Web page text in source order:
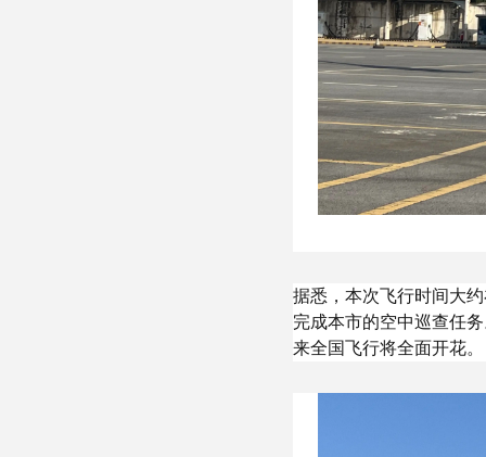
据悉，本次飞行时间大
完成本市的空中巡查任
来全国飞行将全面开花。